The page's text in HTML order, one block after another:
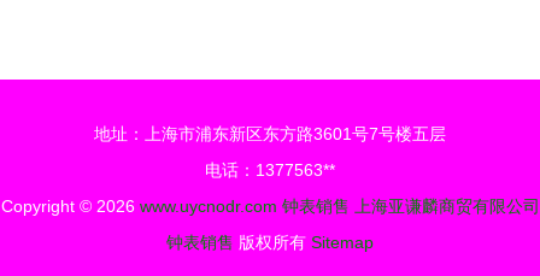
数字时代的
销售变革
地址：上海市浦东新区东方路3601号7号楼五层
电话：1377563**
Copyright © 2026 www.uycnodr.com 钟表销售
上海亚谦麟商贸有限公司
钟表销售 版权所有 Sitemap